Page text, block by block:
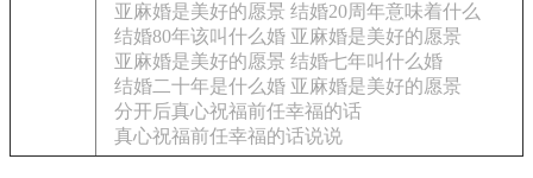
亚麻婚是美好的愿景 结婚20周年意味着什么
结婚80年该叫什么婚 亚麻婚是美好的愿景
亚麻婚是美好的愿景 结婚七年叫什么婚
结婚二十年是什么婚 亚麻婚是美好的愿景
分开后真心祝福前任幸福的话
真心祝福前任幸福的话说说